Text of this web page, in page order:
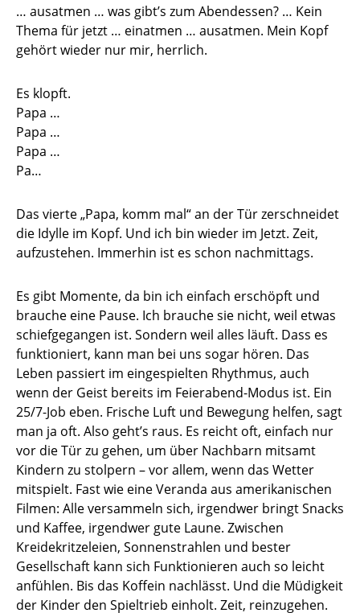
… ausatmen … was gibt’s zum Abendessen? … Kein
Thema für jetzt … einatmen … ausatmen. Mein Kopf
gehört wieder nur mir, herrlich.
Es klopft.
Papa …
Papa …
Papa …
Pa…
Das vierte „Papa, komm mal“ an der Tür zerschneidet
die Idylle im Kopf. Und ich bin wieder im Jetzt. Zeit,
aufzustehen. Immerhin ist es schon nachmittags.
Es gibt Momente, da bin ich einfach erschöpft und
brauche eine Pause. Ich brauche sie nicht, weil etwas
schiefgegangen ist. Sondern weil alles läuft. Dass es
funktioniert, kann man bei uns sogar hören. Das
Leben passiert im eingespielten Rhythmus, auch
wenn der Geist bereits im Feierabend-Modus ist. Ein
25/7-Job eben. Frische Luft und Bewegung helfen, sagt
man ja oft. Also geht’s raus. Es reicht oft, einfach nur
vor die Tür zu gehen, um über Nachbarn mitsamt
Kindern zu stolpern – vor allem, wenn das Wetter
mitspielt. Fast wie eine Veranda aus amerikanischen
Filmen: Alle versammeln sich, irgendwer bringt Snacks
und Kaffee, irgendwer gute Laune. Zwischen
Kreidekritzeleien, Sonnenstrahlen und bester
Gesellschaft kann sich Funktionieren auch so leicht
anfühlen. Bis das Koffein nachlässt. Und die Müdigkeit
der Kinder den Spieltrieb einholt. Zeit, reinzugehen.